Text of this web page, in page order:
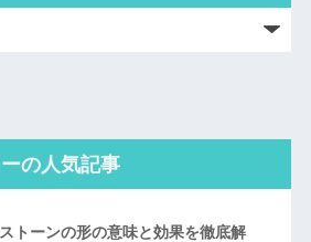
の人気記事
トーンの形の意味と効果を徹底解